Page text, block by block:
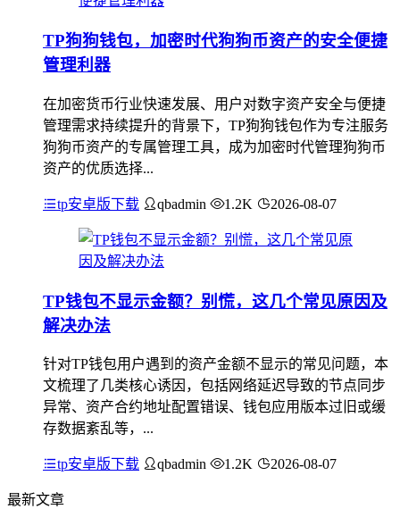
TP狗狗钱包，加密时代狗狗币资产的安全便捷
管理利器
在加密货币行业快速发展、用户对数字资产安全与便捷
管理需求持续提升的背景下，TP狗狗钱包作为专注服务
狗狗币资产的专属管理工具，成为加密时代管理狗狗币
资产的优质选择...
tp安卓版下载 qbadmin 1.2K 2026-08-07
TP钱包不显示金额？别慌，这几个常见原因及
解决办法
针对TP钱包用户遇到的资产金额不显示的常见问题，本
文梳理了几类核心诱因，包括网络延迟导致的节点同步
异常、资产合约地址配置错误、钱包应用版本过旧或缓
存数据紊乱等，...
tp安卓版下载 qbadmin 1.2K 2026-08-07
最新文章